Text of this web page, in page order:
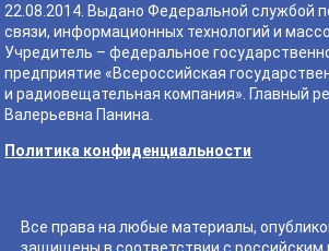
22.08.2014. Выдано Федеральной службой
связи, информационных технологий и
Учредитель – федеральное
предприятие «Всероссийская
и радиовещательная компания». Главный
Валерьевна Панина.
Политика конфиденциальности
Все права на любые материалы,
защищены в соответствии с